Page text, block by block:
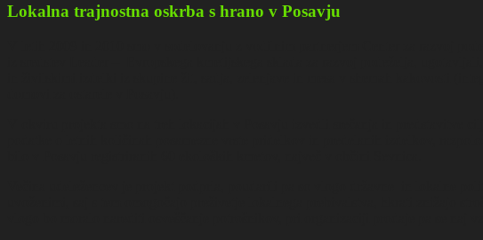
Lokalna trajnostna oskrba s hrano v Posavju